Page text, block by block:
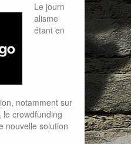
Le journ
alisme
étant en
notamment sur
le crowdfunding
nouvelle solution